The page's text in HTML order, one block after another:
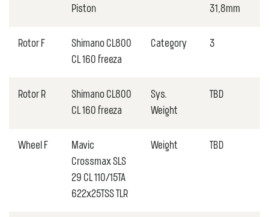
Piston
31,8mm
Rotor F
Shimano CL800
CL 160 freeza
Category 3
Rotor R
Shimano CL800
CL 160 freeza
Sys.
Weight
TBD
Wheel F
Mavic
Crossmax SLS
29 CL 110/15TA
622x25TSS TLR
Weight TBD